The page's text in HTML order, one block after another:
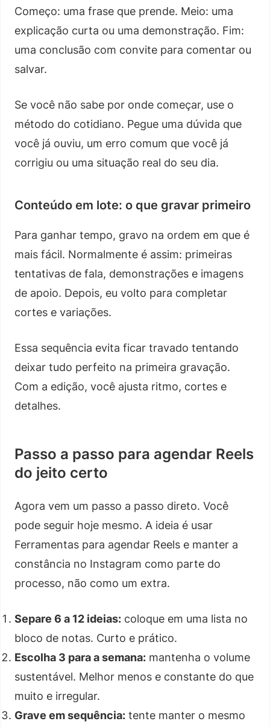
Começo: uma frase que prende. Meio: uma
explicação curta ou uma demonstração. Fim:
uma conclusão com convite para comentar ou
salvar.
Se você não sabe por onde começar, use o
método do cotidiano. Pegue uma dúvida que
você já ouviu, um erro comum que você já
corrigiu ou uma situação real do seu dia.
Conteúdo em lote: o que gravar primeiro
Para ganhar tempo, gravo na ordem em que é
mais fácil. Normalmente é assim: primeiras
tentativas de fala, demonstrações e imagens
de apoio. Depois, eu volto para completar
cortes e variações.
Essa sequência evita ficar travado tentando
deixar tudo perfeito na primeira gravação.
Com a edição, você ajusta ritmo, cortes e
detalhes.
Passo a passo para agendar Reels
do jeito certo
Agora vem um passo a passo direto. Você
pode seguir hoje mesmo. A ideia é usar
Ferramentas para agendar Reels e manter a
constância no Instagram como parte do
processo, não como um extra.
Separe 6 a 12 ideias: coloque em uma lista no
bloco de notas. Curto e prático.
Escolha 3 para a semana: mantenha o volume
sustentável. Melhor menos e constante do que
muito e irregular.
Grave em sequência: tente manter o mesmo